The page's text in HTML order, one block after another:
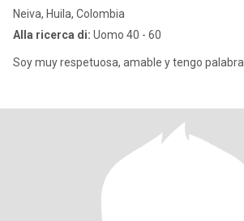
Neiva, Huila, Colombia
Alla ricerca di: Uomo 40 - 60
Soy muy respetuosa, amable y tengo palabra